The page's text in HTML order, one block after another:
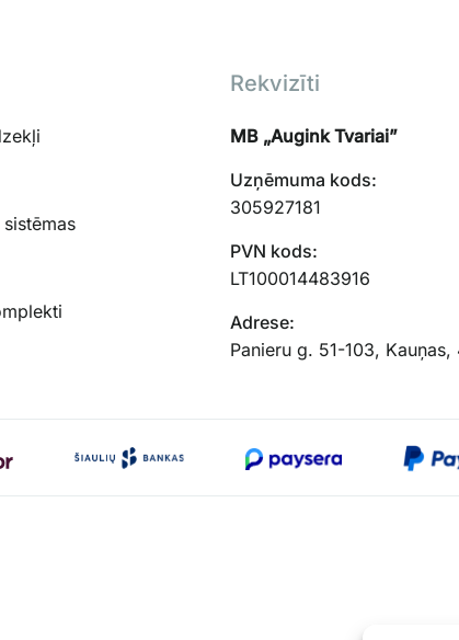
Rekvizīti
MB „Augink Tvariai”
Uzņēmuma kods:
305927181
PVN kods:
LT100014483916
Adrese:
Panieru g. 51-103,